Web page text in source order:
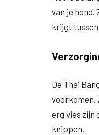
van je
krijgt
De Thai
voorkomen.
erg vies zijn
knippen.